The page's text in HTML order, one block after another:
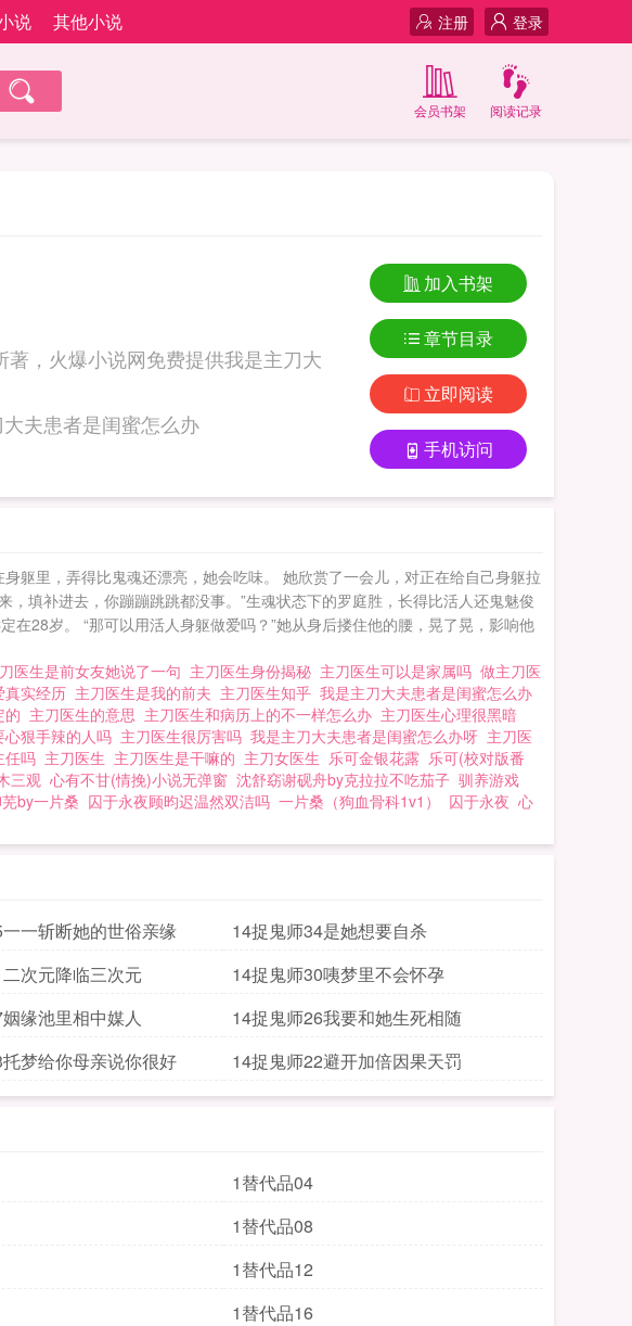
说 其他小说 登录
注册
阅读记录
会员书架
，火爆小说网免费提供我是主刀大
网 网址：m.400wi.com 我是主刀大夫患者是闺蜜怎么办
加入书架
章节目录
立即阅读
手机访问
躯里，弄得比鬼魂还漂亮，她会吃味。 她欣赏了一会儿，对正在给自己身躯拉
填补进去，你蹦蹦跳跳都没事。”生魂状态下的罗庭胜，长得比活人还鬼魅俊
28岁。 “那可以用活人身躯做爱吗？”她从身后搂住他的腰，晃了晃，影响他
医生是前女友她说了一句 主刀医生身份揭秘 主刀医生可以是家属吗 做主刀医
真实经历 主刀医生是我的前夫 主刀医生知乎 我是主刀大夫患者是闺蜜怎么办
的 主刀医生的意思 主刀医生和病历上的不一样怎么办 主刀医生心理很黑暗
心狠手辣的人吗 主刀医生很厉害吗 我是主刀大夫患者是闺蜜怎么办呀 主刀医
任吗 主刀医生 主刀医生是干嘛的 主刀女医生 乐可金银花露 乐可(校对版番
三观 心有不甘(情挽)小说无弹窗 沈舒窈谢砚舟by克拉拉不吃茄子 驯养游戏
by一片桑 囚于永夜顾昀迟温然双洁吗 一片桑（狗血骨科1v1） 囚于永夜 心
一斩断她的世俗亲缘
14捉鬼师34是她想要自杀
次元降临三次元
14捉鬼师30咦梦里不会怀孕
缘池里相中媒人
14捉鬼师26我要和她生死相随
梦给你母亲说你很好 14捉鬼师22避开加倍因果天罚
1替代品04
1替代品08
1替代品12
1替代品16